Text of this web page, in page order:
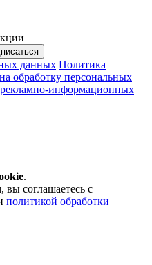
данных Политика
обработку персональных
информационных
.
вы соглашаетесь с
политикой обработки